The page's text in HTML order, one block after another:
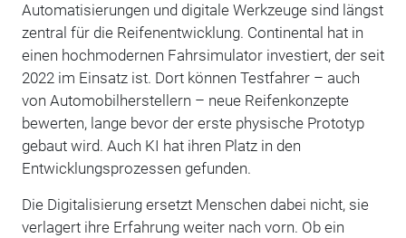
Automatisierungen und digitale Werkzeuge sind längst
zentral für die Reifenentwicklung. Continental hat in
einen hochmodernen Fahrsimulator investiert, der seit
2022 im Einsatz ist. Dort können Testfahrer – auch
von Automobilherstellern – neue Reifenkonzepte
bewerten, lange bevor der erste physische Prototyp
gebaut wird. Auch KI hat ihren Platz in den
Entwicklungsprozessen gefunden.
Die Digitalisierung ersetzt Menschen dabei nicht, sie
verlagert ihre Erfahrung weiter nach vorn. Ob ein